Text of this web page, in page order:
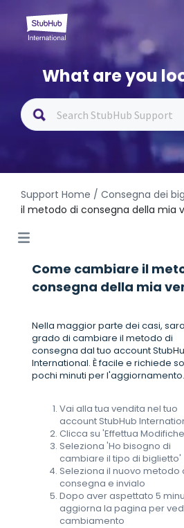
What are you
Support Home / Consegna dei
il metodo di consegna della mia
Come cambiare il
consegna della mia
Nella maggior parte dei casi,
grado di cambiare il metodo di
consegna dal tuo account
International. È facile e richiede
pochi minuti per l'aggiornamento.
Vai alla tua vendita nel tuo
account StubHub
Clicca su 'Effettua
Seleziona 'Ho bisogno di
cambiare il tipo di biglietto'
Seleziona il nuovo metodo
consegna e invialo
Dopo aver aspettato 5
aggiorna la pagina per
cambiamento